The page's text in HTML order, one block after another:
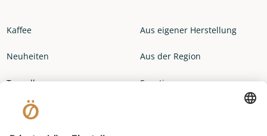
Kaffee
Neuheiten
Topseller
Aus eigener Herstellung
Aus der Region
Sonstiges